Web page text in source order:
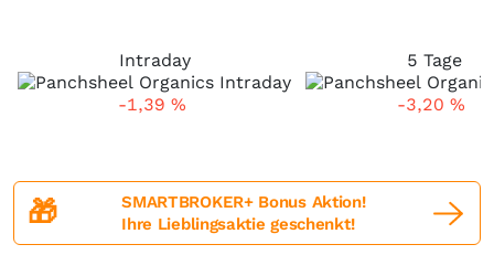
Intraday
-1,39 %
5 Tage
-3,20 %
🎁
SMARTBROKER+ Bonus Aktion!
Ihre Lieblingsaktie geschenkt!